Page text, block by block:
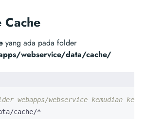
Cache
yang ada pada folder
webservice/data/cache/
webapps/webservice kemudian
cache/*